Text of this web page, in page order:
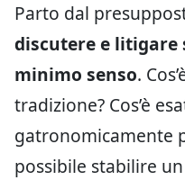
Parto dal
discutere e litigare
minimo senso.
tradizione? Cos’è
gatronomicamente
possibile stabilire